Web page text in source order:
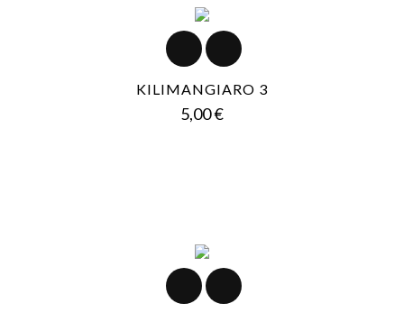
KILIMANGIARO 3
5,00 €Prezzo